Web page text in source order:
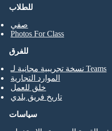
للطلاب
صفي
Photos For Class
للفرق
نسخة تجريبية مجانية لـ Teams
الموارد التجارية
خلق للعمل
تاريخ فريق بلدي
سياسات